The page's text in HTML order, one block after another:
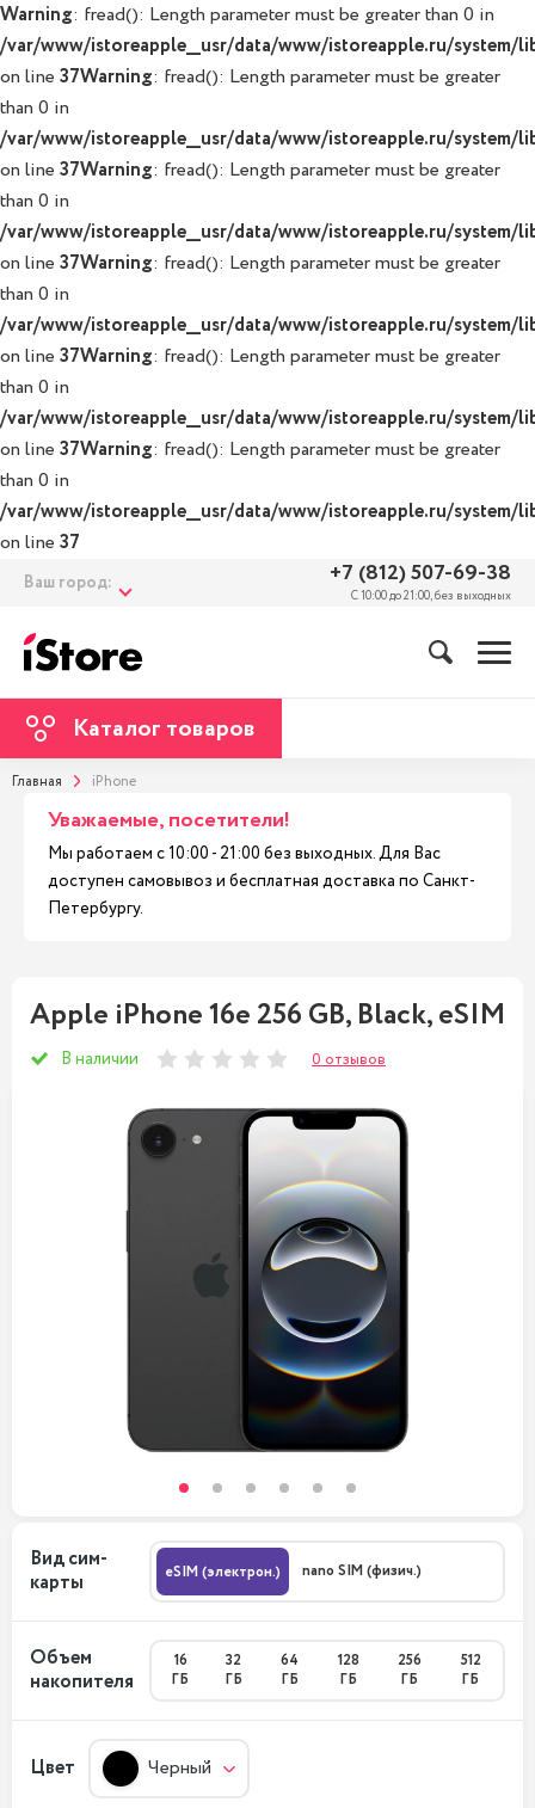
Warning: fread(): Length parameter must be greater than 0 in
/var/www/istoreapple__usr/data/www/istoreapple.ru/system/
on line 37Warning: fread(): Length parameter must be greater
than 0 in
/var/www/istoreapple__usr/data/www/istoreapple.ru/system/
on line 37Warning: fread(): Length parameter must be greater
than 0 in
/var/www/istoreapple__usr/data/www/istoreapple.ru/system/
on line 37Warning: fread(): Length parameter must be greater
than 0 in
/var/www/istoreapple__usr/data/www/istoreapple.ru/system/
on line 37Warning: fread(): Length parameter must be greater
than 0 in
/var/www/istoreapple__usr/data/www/istoreapple.ru/system/
on line 37Warning: fread(): Length parameter must be greater
than 0 in
/var/www/istoreapple__usr/data/www/istoreapple.ru/system/
on line 37
Ваш город: +7 (812) 507-69-38
С 10:00 до 21:00, без выходных
Каталог товаров
Главная iPhone
Уважаемые, посетители!
Мы работаем с 10:00 - 21:00 без выходных. Для Вас
доступен самовывоз и бесплатная доставка по Санкт-
Петербургу.
Apple iPhone 16e 256 GB, Black, eSIM
В наличии 0 отзывов
Вид сим-
карты
eSIM (электрон.) nano SIM (физич.)
Объем
накопителя
16
ГБ
32
ГБ
64
ГБ
128
ГБ
256
ГБ
512
ГБ
Цвет Черный